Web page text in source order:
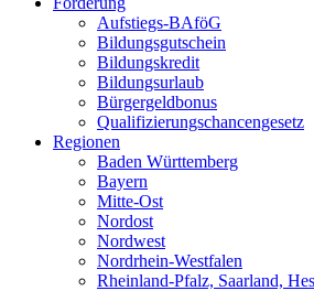
Aufstiegs-BAföG
Bildungsgutschein
Bildungskredit
Bildungsurlaub
Bürgergeldbonus
Qualifizierungschancengesetz
Regionen
Baden Württemberg
Bayern
Mitte-Ost
Nordost
Nordwest
Nordrhein-Westfalen
Rheinland-Pfalz, Saarland,